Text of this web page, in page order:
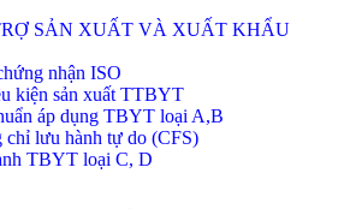
SẢN XUẤT VÀ XUẤT KHẨU
nhận ISO
kiện sản xuất TTBYT
áp dụng TBYT loại A,B
lưu hành tự do (CFS)
TBYT loại C, D